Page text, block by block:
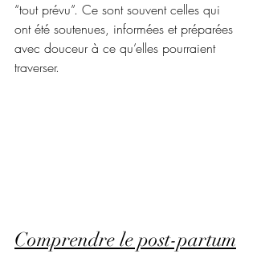
“tout prévu”. Ce sont souvent celles qui
ont été soutenues, informées et préparées
avec douceur à ce qu’elles pourraient
traverser.
Comprendre le post-partum